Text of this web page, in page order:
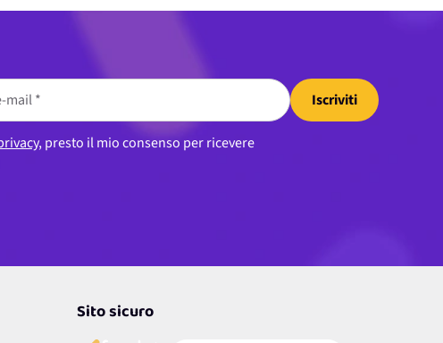
Iscriviti
, presto il mio consenso per ricevere
Sito sicuro